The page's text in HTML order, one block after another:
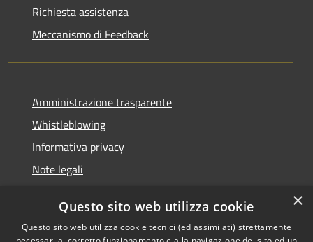
Richiesta assistenza
Meccanismo di Feedback
Amministrazione trasparente
Whistleblowing
Informativa privacy
Note legali
Segnalazioni di inaccessibilità
×
Questo sito web utilizza cookie
Questo sito web utilizza cookie tecnici (ed assimilati) strettamente